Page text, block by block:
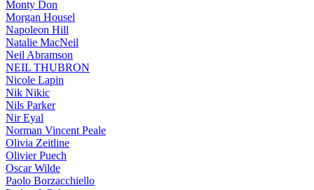
Monty Don
Morgan Housel
Napoleon Hill
Natalie MacNeil
Neil Abramson
NEIL THUBRON
Nicole Lapin
Nik Nikic
Nils Parker
Nir Eyal
Norman Vincent Peale
Olivia Zeitline
Olivier Puech
Oscar Wilde
Paolo Borzacchiello